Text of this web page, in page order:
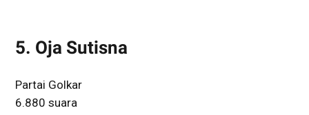
5. Oja Sutisna
Partai Golkar
6.880 suara